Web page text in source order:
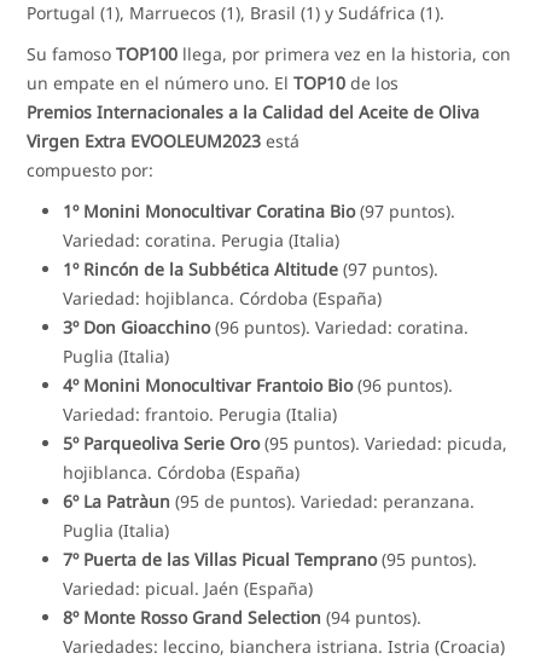
Portugal (1), Marruecos (1), Brasil (1) y Sudáfrica (1).
Su famosoTOP100 llega, por primera vez en la historia, con
un empate en el número uno. ElTOP10 de los
Premios Internacionales a la Calidad del Aceite de Oliva
Virgen Extra EVOOLEUM2023 está
compuesto por:
1º Monini Monocultivar Coratina Bio(97 puntos).
Variedad: coratina. Perugia (Italia)
1º Rincón de la Subbética Altitude (97 puntos).
Variedad: hojiblanca. Córdoba (España)
3º Don Gioacchino(96 puntos). Variedad: coratina.
Puglia (Italia)
4º Monini Monocultivar Frantoio Bio(96 puntos).
Variedad: frantoio. Perugia (Italia)
5º Parqueoliva Serie Oro(95 puntos). Variedad: picuda,
hojiblanca. Córdoba (España)
6º La Patràun (95 de puntos). Variedad: peranzana.
Puglia (Italia)
7º Puerta de las Villas Picual Temprano(95 puntos).
Variedad: picual. Jaén (España)
8º Monte Rosso Grand Selection (94 puntos).
Variedades: leccino, bianchera istriana. Istria (Croacia)